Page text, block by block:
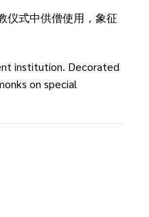
仪式中供僧使用，象征
institution. Decorated
on special